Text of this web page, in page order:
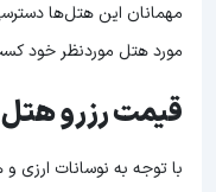
مهمانان این هتل‌ها
مورد هتل موردنظر خود
قیمت رزرو
با توجه به نوسانات ارزی